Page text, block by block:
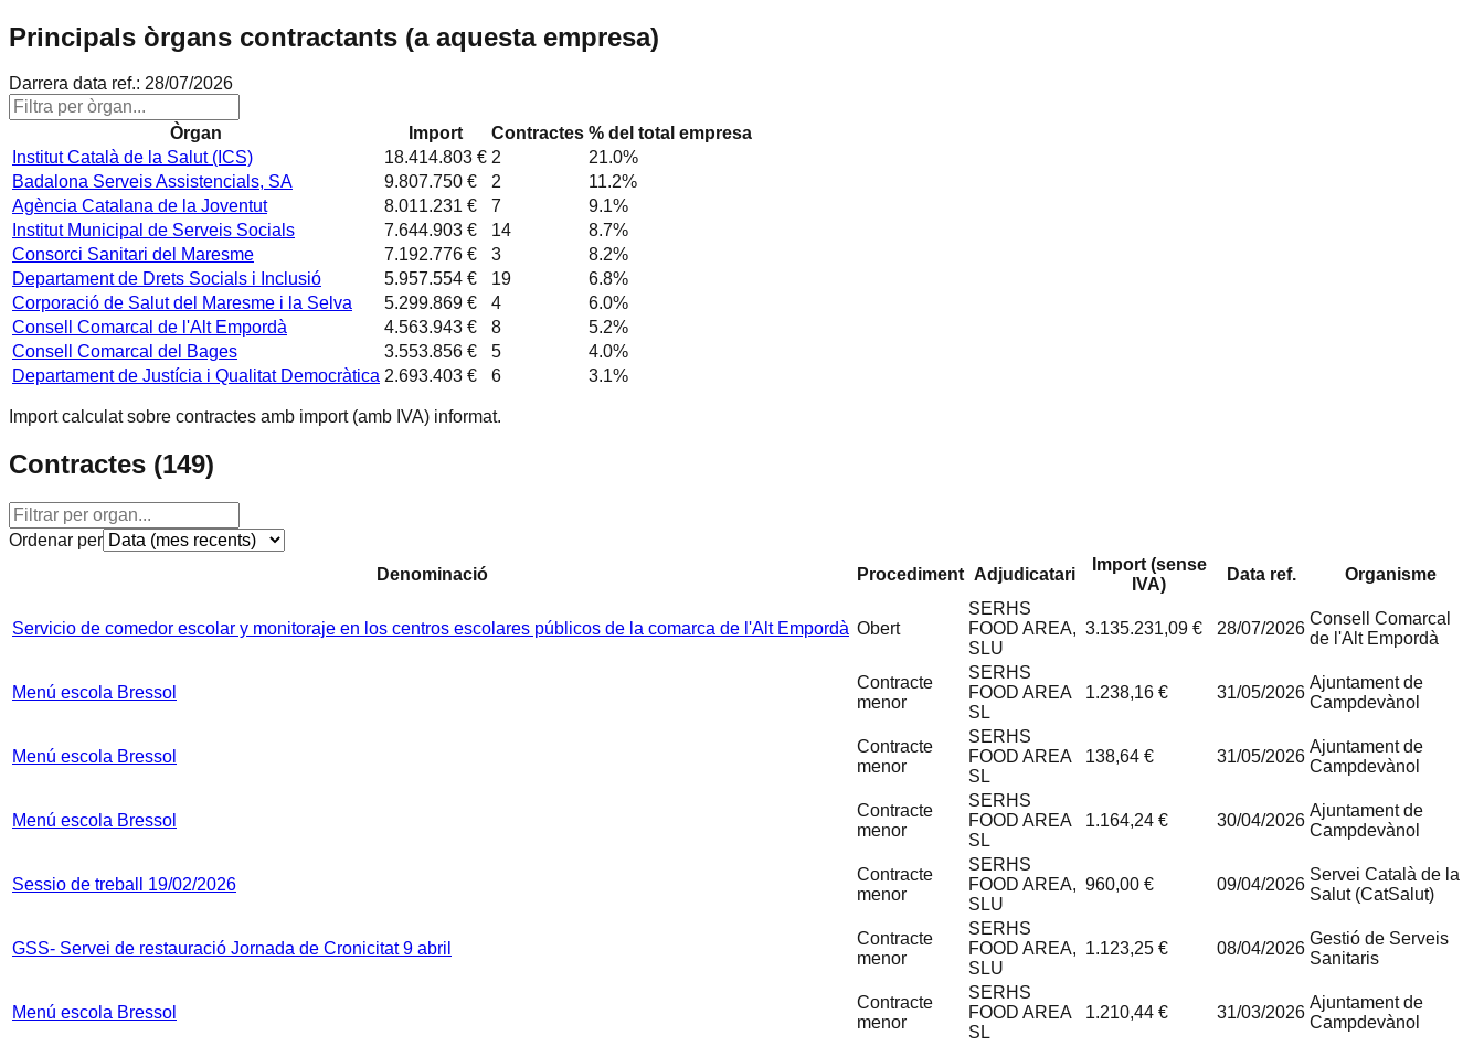
Principals òrgans contractants (a aquesta empresa)
Darrera data ref.: 28/07/2026
Òrgan Import Contractes % del total empresa
Institut Català de la Salut (ICS)
18.414.803 € 2 21.0%
Badalona Serveis Assistencials, SA
9.807.750 € 2 11.2%
Agència Catalana de la Joventut
8.011.231 € 7 9.1%
Institut Municipal de Serveis Socials
7.644.903 € 14 8.7%
Consorci Sanitari del Maresme
7.192.776 € 3 8.2%
Departament de Drets Socials i Inclusió
5.957.554 € 19 6.8%
Corporació de Salut del Maresme i la Selva
5.299.869 € 4 6.0%
Consell Comarcal de l'Alt Empordà
4.563.943 € 8 5.2%
Consell Comarcal del Bages
3.553.856 € 5 4.0%
Departament de Justícia i Qualitat Democràtica 2.693.403 € 6 3.1%
Import calculat sobre contractes amb import (amb IVA) informat.
Contractes (149)
Ordenar per
Denominació
Procediment Adjudicatari
Import (sense
IVA)
Data ref. Organisme
Servicio de comedor escolar y monitoraje en los centros escolares públicos de la comarca de l'Alt Empordà Obert
SERHS
FOOD AREA,
SLU
3.135.231,09 € 28/07/2026
Consell Comarcal
de l'Alt Empordà
Menú escola Bressol
Contracte
menor
SERHS
FOOD AREA
SL
1.238,16 € 31/05/2026
Ajuntament de
Campdevànol
Menú escola Bressol
Contracte
menor
SERHS
FOOD AREA
SL
138,64 € 31/05/2026
Ajuntament de
Campdevànol
Menú escola Bressol
Contracte
menor
SERHS
FOOD AREA
SL
1.164,24 € 30/04/2026
Ajuntament de
Campdevànol
Sessio de treball 19/02/2026
Contracte
menor
SERHS
FOOD AREA,
SLU
960,00 € 09/04/2026
Servei Català de la
Salut (CatSalut)
GSS- Servei de restauració Jornada de Cronicitat 9 abril
Contracte
menor
SERHS
FOOD AREA,
SLU
1.123,25 € 08/04/2026
Gestió de Serveis
Sanitaris
Menú escola Bressol
Contracte
menor
SERHS
FOOD AREA
SL
1.210,44 € 31/03/2026
Ajuntament de
Campdevànol